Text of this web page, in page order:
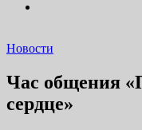
Новости
Час общения
сердце»